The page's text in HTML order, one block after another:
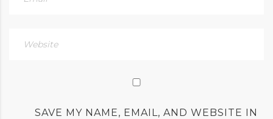
SAVE MY NAME, EMAIL, AND WEBSITE IN